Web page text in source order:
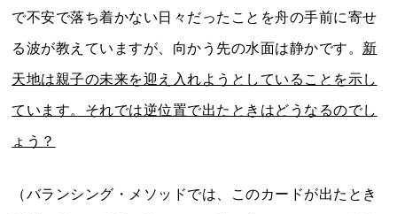
で不安で落ち着かない日々だったことを舟の手前に寄せ
る波が教えていますが、向かう先の水面は静かです。 新
天地は親子の未来を迎え入れようとしていることを示し
ています。それでは逆位置で出たときはどうなるのでし
ょう？
（バランシング・メソッドでは、このカードが出たとき